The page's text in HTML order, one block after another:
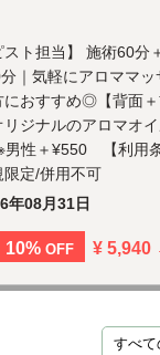
スト担当】 施術60分
｜気軽にアロママ
におすすめ◎【背面
リジナルのアロマオ
性＋¥550 【利用
定/併用不可
年08月31日
10% OFF ¥ 5,940
すべて